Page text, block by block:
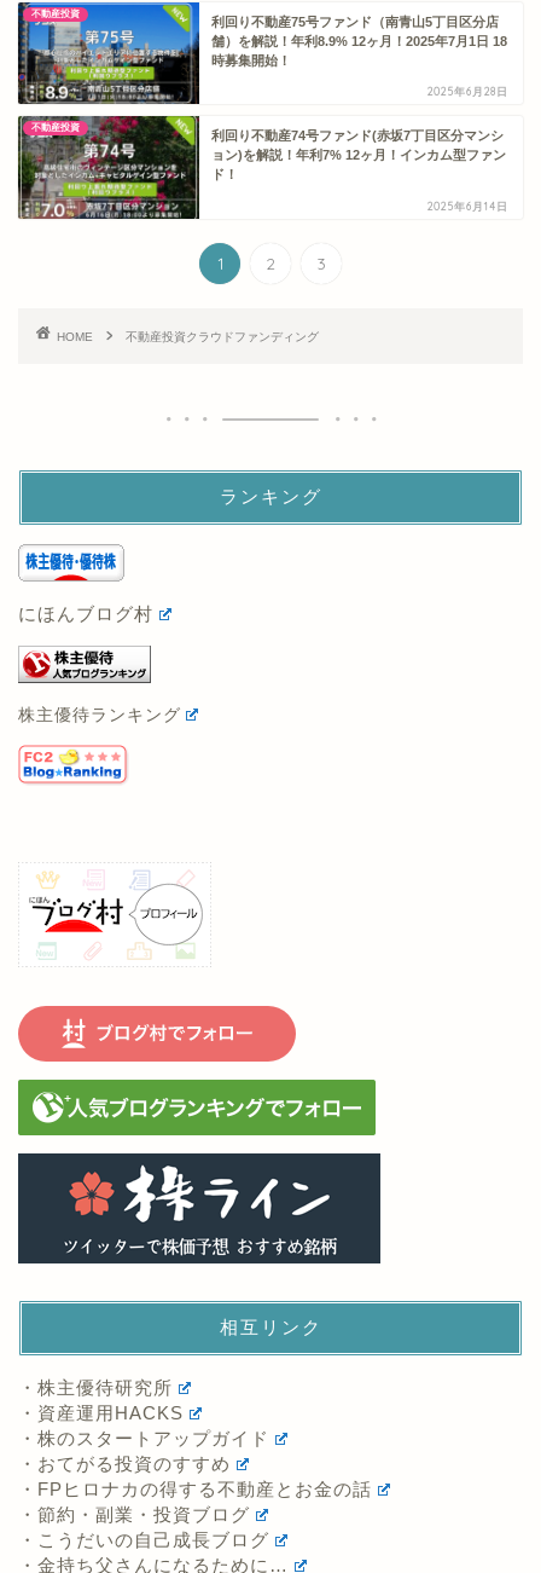
不動産投資
利回り不動産75号ファンド（南青山5丁目区分店
舗）を解説！年利8.9% 12ヶ月！2025年7月1日 18
時募集開始！
2025年6月28日
不動産投資
利回り不動産74号ファンド(赤坂7丁目区分マンシ
ョン)を解説！年利7% 12ヶ月！インカム型ファン
ド！
2025年6月14日
1 2 3
HOME 不動産投資クラウドファンディング
ランキング
にほんブログ村
株主優待ランキング
相互リンク
・株主優待研究所
・資産運用HACKS
・株のスタートアップガイド
・おてがる投資のすすめ
・FPヒロナカの得する不動産とお金の話
・節約・副業・投資ブログ
・こうだいの自己成長ブログ
・金持ち父さんになるために…